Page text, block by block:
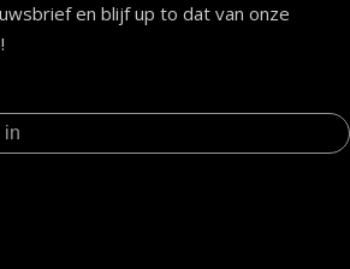
en blijf up to dat van onze